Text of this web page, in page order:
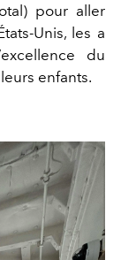
pour aller
Unis, les a
du
enfants.